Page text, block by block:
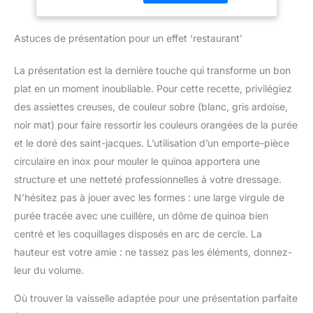
Accessoire polyvalent
inclus : Le mixeur est
livré avec un gobelet
ingrédients, simplifiant la
préparation des repas
Contenu de la livraison :
Mixeur plongeant
vitesses et gobelet
doseur
PUISSANT : 600 W pour
des performances de
mixage optimales
CONTRÔLER : poignée
ergonomique avec
déclenchement
progressif de deux
la texture de vos
préparations AUCUNE
SALISSURE NI
ÉCLABOUSSURE : un
pied anti-éclaboussure
permet de garder votre
compatible au lave-
Astuces de présentation pour un effet ‘restaurant’
La présentation est la dernière touche qui transforme un bon
plat en un moment inoubliable. Pour cette recette, privilégiez
des assiettes creuses, de couleur sobre (blanc, gris ardoise,
noir mat) pour faire ressortir les couleurs orangées de la purée
et le doré des saint-jacques. L’utilisation d’un emporte-pièce
circulaire en inox pour mouler le quinoa apportera une
structure et une netteté professionnelles à votre dressage.
N’hésitez pas à jouer avec les formes : une large virgule de
purée tracée avec une cuillère, un dôme de quinoa bien
centré et les coquillages disposés en arc de cercle. La
hauteur est votre amie : ne tassez pas les éléments, donnez-
leur du volume.
Où trouver la vaisselle adaptée pour une présentation parfaite